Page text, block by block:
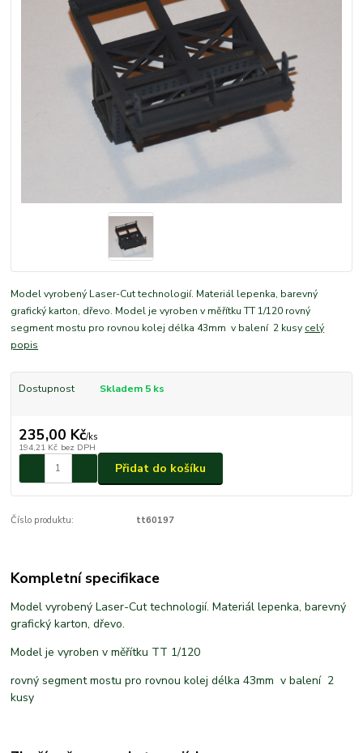
Model vyrobený Laser-Cut technologií. Materiál lepenka, barevný
grafický karton, dřevo. Model je vyroben v měřítku TT 1/120 rovný
segment mostu pro rovnou kolej délka 43mm v balení 2 kusy celý
popis
Dostupnost Skladem 5 ks
235,00 Kč/ks
194,21 Kč bez DPH
Přidat do košíku
Číslo produktu: tt60197
Kompletní specifikace
Model vyrobený Laser-Cut technologií. Materiál lepenka, barevný
grafický karton, dřevo.
Model je vyroben v měřítku TT 1/120
rovný segment mostu pro rovnou kolej délka 43mm v balení 2
kusy